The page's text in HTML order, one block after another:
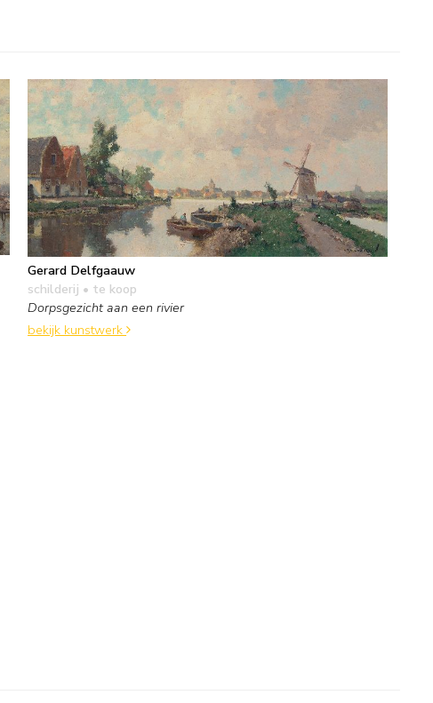
Gerard Delfgaauw
schilderij • te koop
Dorpsgezicht aan een rivier
bekijk kunstwerk